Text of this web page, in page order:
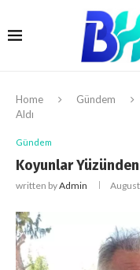
Home Gündem
Aldı
Gündem
Koyunlar Yüzünden
written byAdmin